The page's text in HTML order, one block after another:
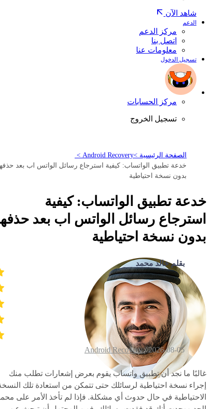
شاهد الآن
الدعم
مركز الدعم
اتصل بنا
معلومات عنا
تسجيل الدخول
مركز الحسابات
تسجيل الخروج
الصفحة الرئيسية >Android Recovery >
خدعة تطبيق الواتساب: كيفية استرجاع رسائل الواتس اب بعد
بدون نسخة احتياطية
خدعة تطبيق الواتساب: كيفية
استرجاع رسائل الواتس اب بعد
بدون نسخة احتياطية
بقلم خالد محمد
2026-08-05 /
Android Recovery
غالبًا ما نجد أن تطبيق واتساب يقوم بعرض إشعارات تطلب منك
إجراء نسخة احتياطية لرسائلك حتى تتمكن من استعادة تلك
الاحتياطية في حال حدوث أي مشكلة. فإذا لم تأخذ الأمر على